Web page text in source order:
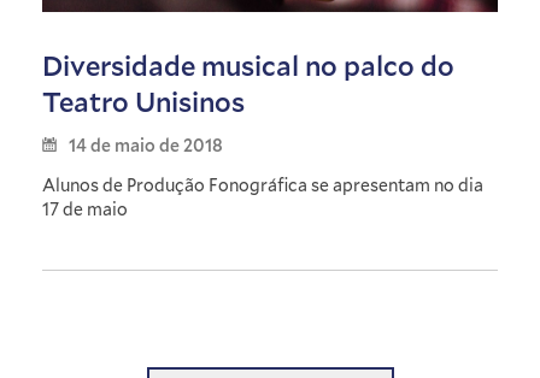
Diversidade musical no palco do
Teatro Unisinos
14 de maio de 2018
Alunos de Produção Fonográfica se apresentam no dia
17 de maio